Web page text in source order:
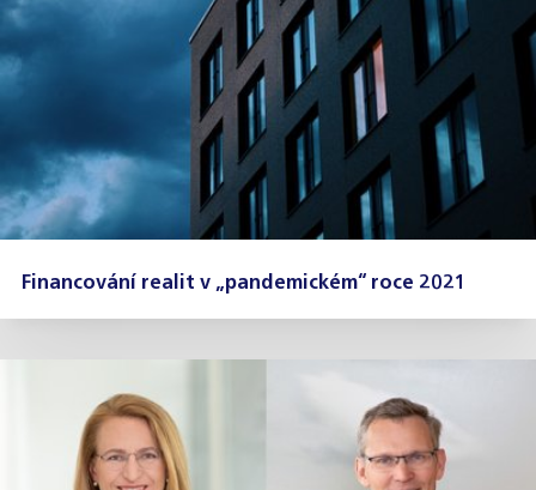
Financování realit v „pandemickém“ roce 2021